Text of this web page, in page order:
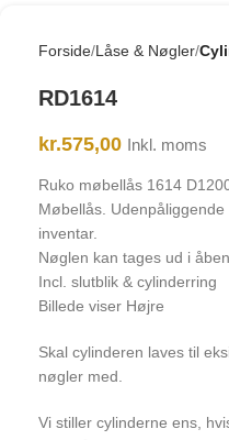
Forside Låse & Nøgler
RD1614
kr.575,00 Inkl. moms
Ruko møbellås 1614
Møbellås.
inventar.
Nøglen kan tages ud i
Incl. slutblik & cylinderring
Billede viser Højre
Skal cylinderen laves til
nøgler med.
Vi stiller cylinderne ens,